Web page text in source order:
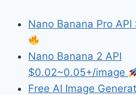
Nano Banana Pro
Nano Banana 2 API
$0.02~0.05+/image
Free AI Image